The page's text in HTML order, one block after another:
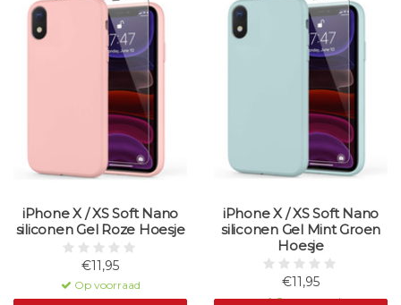
iPhone X / XS Soft Nano
siliconen Gel Roze Hoesje
€11,95
Op voorraad
iPhone X / XS Soft Nano
siliconen Gel Mint Groen
Hoesje
€11,95
Op voorraad